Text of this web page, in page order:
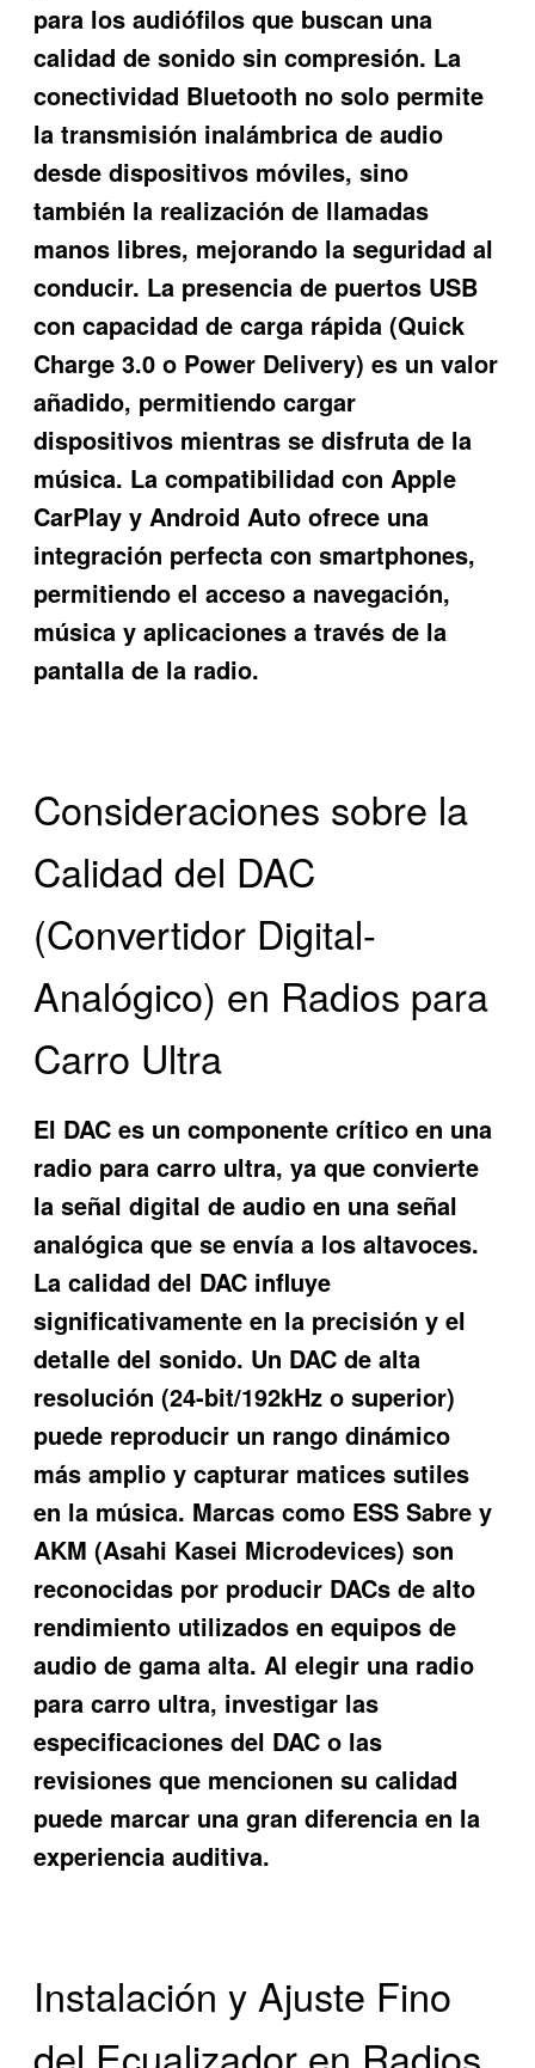
para los audiófilos que buscan una
calidad de sonido sin compresión. La
conectividad Bluetooth no solo permite
la transmisión inalámbrica de audio
desde dispositivos móviles, sino
también la realización de llamadas
manos libres, mejorando la seguridad al
conducir. La presencia de puertos USB
con capacidad de carga rápida (Quick
Charge 3.0 o Power Delivery) es un valor
añadido, permitiendo cargar
dispositivos mientras se disfruta de la
música. La compatibilidad con Apple
CarPlay y Android Auto ofrece una
integración perfecta con smartphones,
permitiendo el acceso a navegación,
música y aplicaciones a través de la
pantalla de la radio.
Consideraciones sobre la
Calidad del DAC
(Convertidor Digital-
Analógico) en Radios para
Carro Ultra
El DAC es un componente crítico en una
radio para carro ultra, ya que convierte
la señal digital de audio en una señal
analógica que se envía a los altavoces.
La calidad del DAC influye
significativamente en la precisión y el
detalle del sonido. Un DAC de alta
resolución (24-bit/192kHz o superior)
puede reproducir un rango dinámico
más amplio y capturar matices sutiles
en la música. Marcas como ESS Sabre y
AKM (Asahi Kasei Microdevices) son
reconocidas por producir DACs de alto
rendimiento utilizados en equipos de
audio de gama alta. Al elegir una radio
para carro ultra, investigar las
especificaciones del DAC o las
revisiones que mencionen su calidad
puede marcar una gran diferencia en la
experiencia auditiva.
Instalación y Ajuste Fino